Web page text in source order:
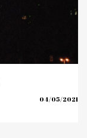
04/05/2021